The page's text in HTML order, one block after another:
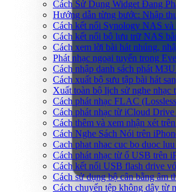
Cách Sử Dụng Widget Đang
Hướng dẫn từng bước: Nhập
Cách kết nối Synology NAS và
Cách kết nối bộ lưu trữ NAS
Cách xem lời bài hát nhúng,
Phát nhạc ngoại tuyến trong
Cách nhập danh sách phát
Cách xuất bộ sưu tập bài hát
Xuất toàn bộ lịch sử nghe
Cách phát nhạc FLAC
Cách phát nhạc từ iCloud
Cách thêm và xem nhận xét
Cách Nghe Sách Nói trên
Cach phat nhac cuc bo duoc
Cách phát nhạc từ ổ USB trên
Cách kết nối USB flash drive
Cách sử dụng bộ cân bằng âm
Cách chuyển tệp không dây từ